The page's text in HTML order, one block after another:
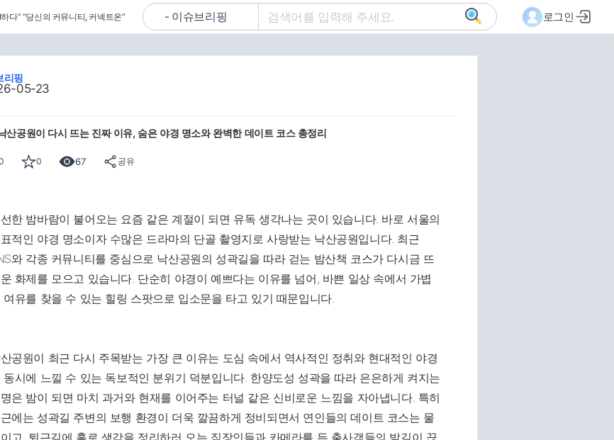
다” “당신의 커뮤니티, 커넥트온” 로그인
리핑
05-23
산공원이 다시 뜨는 진짜 이유, 숨은 야경 명소와 완벽한 데이트 코스 총정리
0 67 공유
한 밤바람이 불어오는 요즘 같은 계절이 되면 유독 생각나는 곳이 있습니다. 바로 서울의
적인 야경 명소이자 수많은 드라마의 단골 촬영지로 사랑받는 낙산공원입니다. 최근
와 각종 커뮤니티를 중심으로 낙산공원의 성곽길을 따라 걷는 밤산책 코스가 다시금 뜨
화제를 모으고 있습니다. 단순히 야경이 예쁘다는 이유를 넘어, 바쁜 일상 속에서 가볍
여유를 찾을 수 있는 힐링 스팟으로 입소문을 타고 있기 때문입니다.
공원이 최근 다시 주목받는 가장 큰 이유는 도심 속에서 역사적인 정취와 현대적인 야경
동시에 느낄 수 있는 독보적인 분위기 덕분입니다. 한양도성 성곽을 따라 은은하게 켜지는
은 밤이 되면 마치 과거와 현재를 이어주는 터널 같은 신비로운 느낌을 자아냅니다. 특히
에는 성곽길 주변의 보행 환경이 더욱 깔끔하게 정비되면서 연인들의 데이트 코스는 물
고, 퇴근길에 홀로 생각을 정리하러 오는 직장인들과 카메라를 든 출사객들의 발길이 끊